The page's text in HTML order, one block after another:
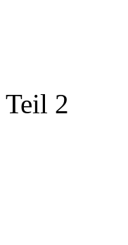
Teil 2